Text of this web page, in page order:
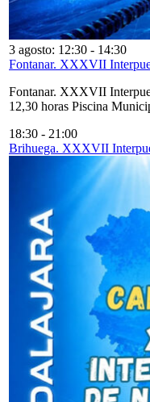
3 agosto: 12:30 - 14:30
Fontanar. XXXVII
Fontanar. XXXVII
12,30 horas Piscina
18:30 - 21:00
Brihuega. XXXVII